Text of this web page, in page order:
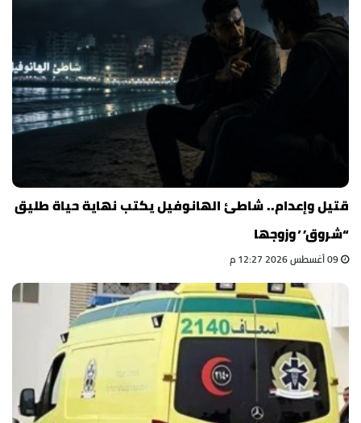
قتيل وإعدام.. شاطئ الهانوفيل يكتب نهاية حياة طليق
“شروق” وزوجها